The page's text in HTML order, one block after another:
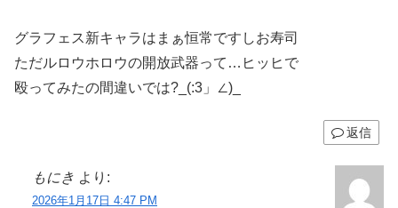
グラフェス新キャラはまぁ恒常ですしお寿司
ただルロウホロウの開放武器って…ヒッヒで
殴ってみたの間違いでは?_(:3」∠)_
返信
もにき より:
2026年1月17日 4:47 PM